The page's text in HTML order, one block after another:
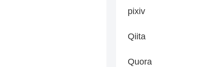
pixiv
Qiita
Quora